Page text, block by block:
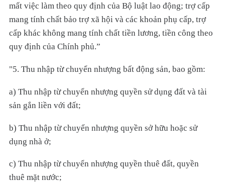
mất việc làm theo quy định của Bộ luật lao động; trợ cấp
mang tính chất bảo trợ xã hội và các khoản phụ cấp, trợ
cấp khác không mang tính chất tiền lương, tiền công theo
quy định của Chính phủ.”
"5. Thu nhập từ chuyển nhượng bất động sản, bao gồm:
a) Thu nhập từ chuyển nhượng quyền sử dụng đất và tài
sản gắn liền với đất;
b) Thu nhập từ chuyển nhượng quyền sở hữu hoặc sử
dụng nhà ở;
c) Thu nhập từ chuyển nhượng quyền thuê đất, quyền
thuê mặt nước;